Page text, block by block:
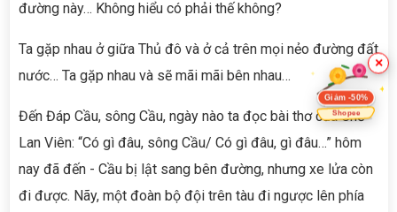
đường này… Không hiểu có phải thế không?
Ta gặp nhau ở giữa Thủ đô và ở cả trên mọi nẻo đường đất
nước… Ta gặp nhau và sẽ mãi mãi bên nhau…
Đến Đáp Cầu, sông Cầu, ngày nào ta đọc bài thơ của Chế
Lan Viên: “Có gì đâu, sông Cầu/ Có gì đâu, gì đâu…” hôm
nay đã đến - Cầu bị lật sang bên đường, nhưng xe lửa còn
đi được. Nãy, một đoàn bộ đội trên tàu đi ngược lên phía
×
Giảm -50%
Shopee